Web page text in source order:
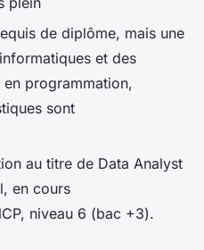
de diplôme, mais une
et des
programmation,
sont
au titre de Data Analyst
en cours
niveau 6 (bac +3).